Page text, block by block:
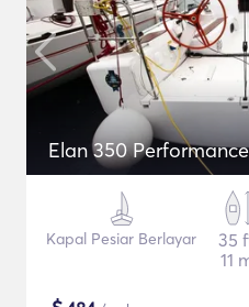
Elan 350 Performance
Kapal Pesiar Berlayar
35
11